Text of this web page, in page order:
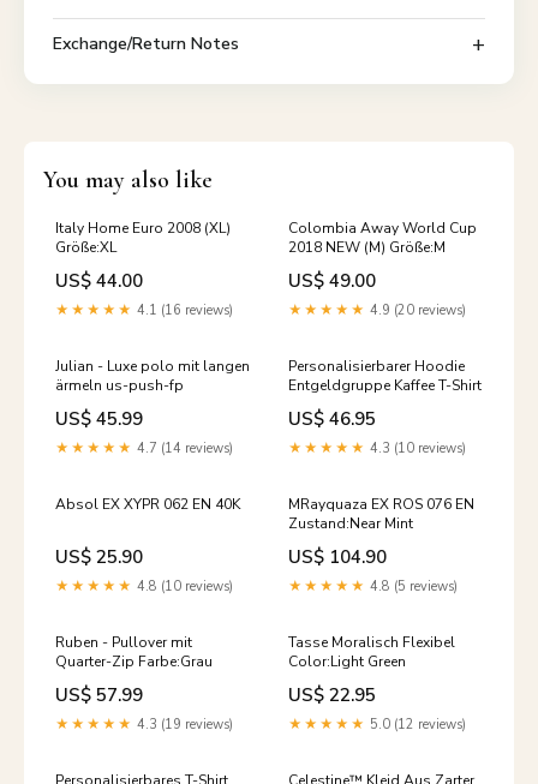
Exchange/Return Notes
You may also like
Italy Home Euro 2008 (XL)
Größe:XL
US$ 44.00
★★★★★ 4.1 (16 reviews)
Colombia Away World Cup
2018 NEW (M) Größe:M
US$ 49.00
★★★★★ 4.9 (20 reviews)
Julian - Luxe polo mit langen
ärmeln us-push-fp
US$ 45.99
★★★★★ 4.7 (14 reviews)
Personalisierbarer Hoodie
Entgeldgruppe Kaffee T-Shirt
US$ 46.95
★★★★★ 4.3 (10 reviews)
Absol EX XYPR 062 EN 40K
US$ 25.90
★★★★★ 4.8 (10 reviews)
MRayquaza EX ROS 076 EN
Zustand:Near Mint
US$ 104.90
★★★★★ 4.8 (5 reviews)
Ruben - Pullover mit
Quarter-Zip Farbe:Grau
US$ 57.99
★★★★★ 4.3 (19 reviews)
Tasse Moralisch Flexibel
Color:Light Green
US$ 22.95
★★★★★ 5.0 (12 reviews)